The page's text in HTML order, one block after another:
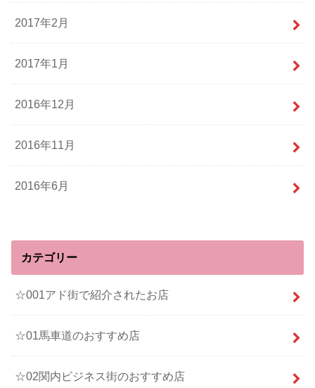
2017年2月
2017年1月
2016年12月
2016年11月
2016年6月
カテゴリー
☆001アド街で紹介されたお店
☆01馬車道のおすすめ店
☆02関内ビジネス街のおすすめ店